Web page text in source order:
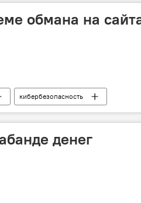
обмана на
кибербезопасность
денег